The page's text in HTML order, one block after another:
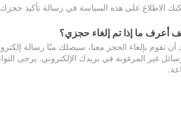
الاطلاع على هذه السياسة في رسالة تأكيد حجزك
أعرف ما إذا تم إلغاء حجزي؟
أن تقوم بإلغاء الحجز معنا، سيصلك منّا رسالة